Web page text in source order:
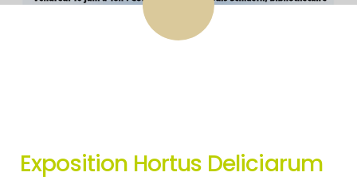
Exposition Hortus Deliciarum